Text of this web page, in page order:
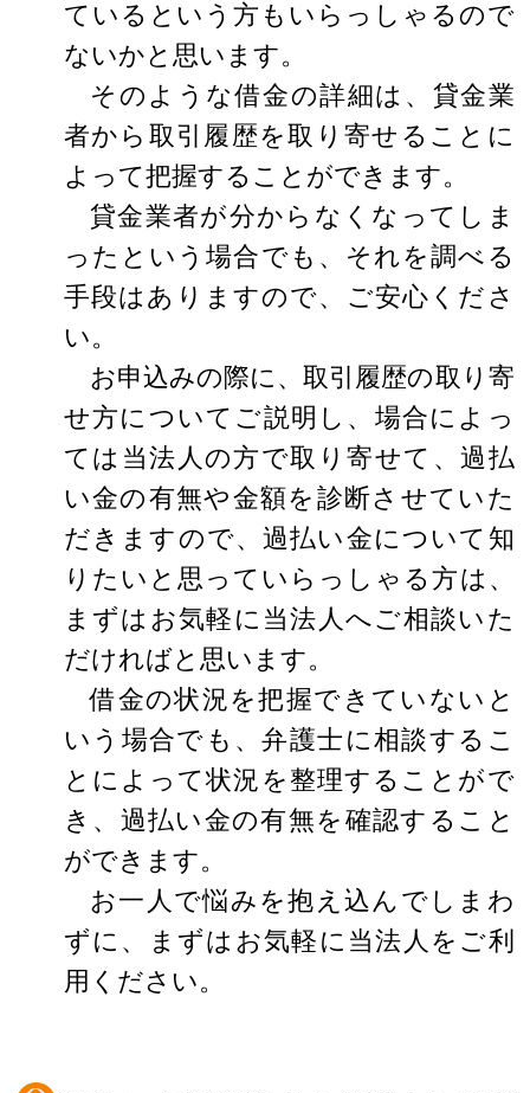
ているという方もいらっしゃるので
ないかと思います。
そのような借金の詳細は、貸金業
者から取引履歴を取り寄せることに
よって把握することができます。
貸金業者が分からなくなってしま
ったという場合でも、それを調べる
手段はありますので、ご安心くださ
い。
お申込みの際に、取引履歴の取り寄
せ方についてご説明し、場合によっ
ては当法人の方で取り寄せて、過払
い金の有無や金額を診断させていた
だきますので、過払い金について知
りたいと思っていらっしゃる方は、
まずはお気軽に当法人へご相談いた
だければと思います。
借金の状況を把握できていないと
いう場合でも、弁護士に相談するこ
とによって状況を整理することがで
き、過払い金の有無を確認すること
ができます。
お一人で悩みを抱え込んでしまわ
ずに、まずはお気軽に当法人をご利
用ください。